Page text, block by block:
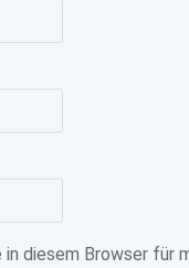
diesem Browser für